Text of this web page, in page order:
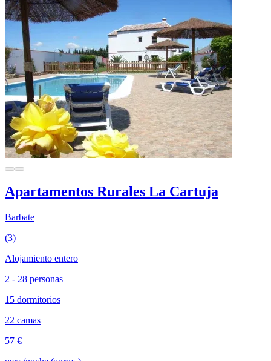
Apartamentos Rurales La Cartuja
Barbate
(3)
Alojamiento entero
2 - 28 personas
15 dormitorios
22 camas
57 €